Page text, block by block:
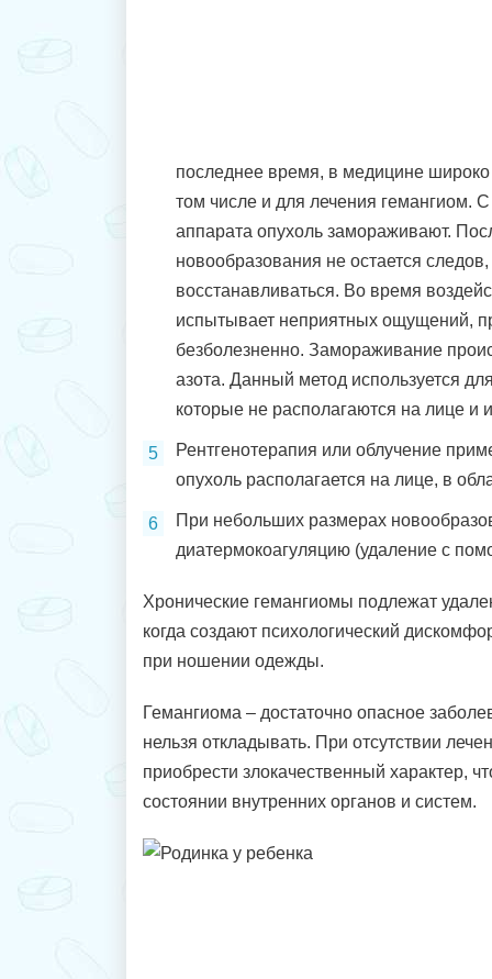
последнее время, в медицине
том числе и для лечения гемангиом.
аппарата опухоль замораживают.
новообразования не остается
восстанавливаться. Во время
испытывает неприятных ощущений,
безболезненно. Замораживание
азота. Данный метод используется
которые не располагаются на лице и
Рентгенотерапия или облучение
опухоль располагается на лице, в
При небольших размерах
диатермокоагуляцию (удаление с
Хронические гемангиомы подлежат
когда создают психологический
при ношении одежды.
Гемангиома – достаточно опасное
нельзя откладывать. При отсутствии
приобрести злокачественный характер,
состоянии внутренних органов и систем.